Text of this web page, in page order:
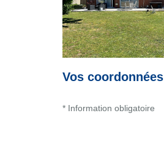
Vos coordonnées
* Information obligatoire